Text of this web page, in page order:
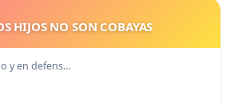
HIJOS NO SON COBAYAS
y en defens…